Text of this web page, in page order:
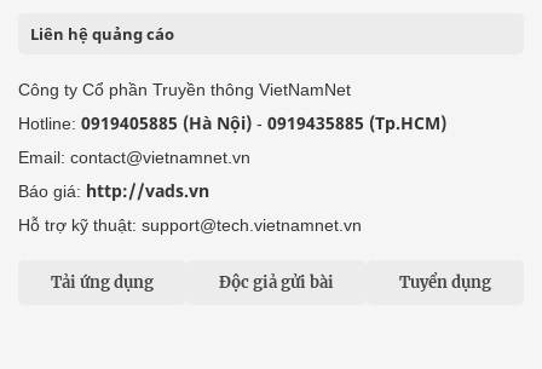
Liên hệ quảng cáo
Công ty Cổ phần Truyền thông VietNamNet
Hotline: 0919405885 (Hà Nội) - 0919435885 (Tp.HCM)
Email: contact@vietnamnet.vn
Báo giá: http://vads.vn
Hỗ trợ kỹ thuật: support@tech.vietnamnet.vn
Tải ứng dụng Độc giả gửi bài Tuyển dụng